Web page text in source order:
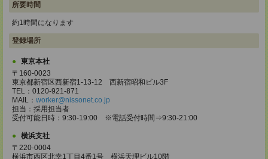
所要時間
約1時間になります
登録場所
東京本社
〒160-0023
東京都新宿区西新宿1-13-12 西新宿昭和ビル3F
TEL：0120-921-871
MAIL： worker@nissonet.co.jp
担当：採用担当者
受付可能日時：9:30-19:00 ※電話受付時間⇒9:30-21:00
横浜支社
〒220-0004
横浜市西区北幸1丁目4番1号 横浜天理ビル10階